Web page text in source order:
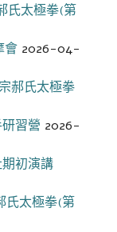
氏太極拳(第
會 2026-04-
郝氏太極拳
習營 2026-
期初演講
氏太極拳(第